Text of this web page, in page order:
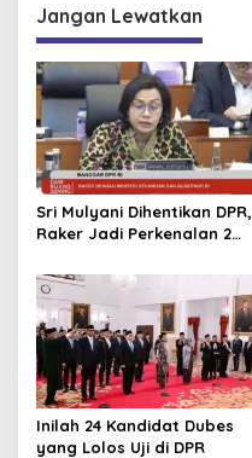
dan Dukung UMKM
Jangan Lewatkan
Sri Mulyani Dihentikan DPR,
Raker Jadi Perkenalan 2
Inilah 24 Kandidat Dubes
yang Lolos Uji di DPR